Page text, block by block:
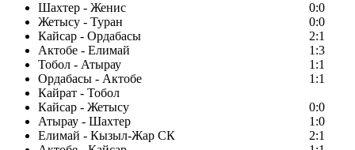
Шахтер - Женис
0:0
Жетысу - Туран
0:0
Кайсар - Ордабасы
2:1
Актобе - Елимай
1:3
Тобол - Атырау
1:1
Ордабасы - Актобе
1:1
Кайрат - Тобол
Кайсар - Жетысу
0:0
Атырау - Шахтер
1:0
Елимай - Кызыл-Жар СК
2:1